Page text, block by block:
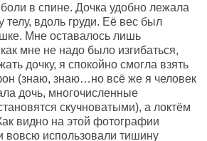
в спине. Дочка удобно лежала
вдоль груди. Её вес был
Мне оставалось лишь
мне не надо было изгибаться,
дочку, я спокойно смогла взять
(знаю, знаю…но всё же я человек
дочь, многочисленные
скучноватыми), а локтём
видно на этой фотографии
вовсю использовали тишину